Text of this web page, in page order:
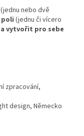
(jednu nebo dvě
(jednu či vícero
vytvořit pro sebe
zpracování,
design, Německo